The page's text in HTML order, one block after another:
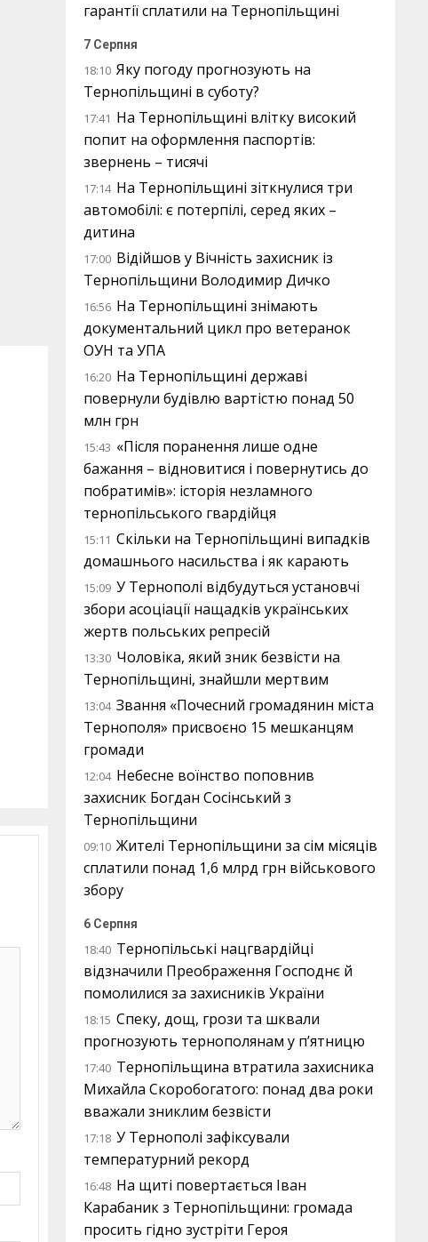
гарантії сплатили на Тернопільщині
7 Серпня
18:10 Яку погоду прогнозують на
Тернопільщині в суботу?
17:41 На Тернопільщині влітку високий
попит на оформлення паспортів:
звернень – тисячі
17:14 На Тернопільщині зіткнулися три
автомобілі: є потерпілі, серед яких –
дитина
17:00 Відійшов у Вічність захисник із
Тернопільщини Володимир Дичко
16:56 На Тернопільщині знімають
документальний цикл про ветеранок
ОУН та УПА
16:20 На Тернопільщині державі
повернули будівлю вартістю понад 50
млн грн
15:43 «Після поранення лише одне
бажання – відновитися і повернутись до
побратимів»: історія незламного
тернопільського гвардійця
15:11 Скільки на Тернопільщині випадків
домашнього насильства і як карають
15:09 У Тернополі відбудуться установчі
збори асоціації нащадків українських
жертв польських репресій
13:30 Чоловіка, який зник безвісти на
Тернопільщині, знайшли мертвим
13:04 Звання «Почесний громадянин міста
Тернополя» присвоєно 15 мешканцям
громади
12:04 Небесне воїнство поповнив
захисник Богдан Сосінський з
Тернопільщини
09:10 Жителі Тернопільщини за сім місяців
сплатили понад 1,6 млрд грн військового
збору
6 Серпня
18:40 Тернопільські нацгвардійці
відзначили Преображення Господнє й
помолилися за захисників України
18:15 Спеку, дощ, грози та шквали
прогнозують тернополянам у п’ятницю
17:40 Тернопільщина втратила захисника
Михайла Скоробогатого: понад два роки
вважали зниклим безвісти
17:18 У Тернополі зафіксували
температурний рекорд
16:48 На щиті повертається Іван
Карабаник з Тернопільщини: громада
просить гідно зустріти Героя